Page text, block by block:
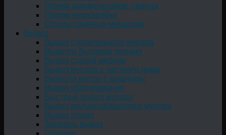
Прием аккумуляторов, свинца
Прием нержавейки
Отходы цветных металлов
Вывоз
Вывоз строительного мусора
Вывезти бытовую технику
Вывоз старой мебели
Вывоз мусора с частного дома
Вывезти мусор с квартиры
Вывоз оборудования
Быстрый вывоз мусора
Вывоз крупногабаритного мусора
Вывоз хлама
Заказать вывоз
Грузчики